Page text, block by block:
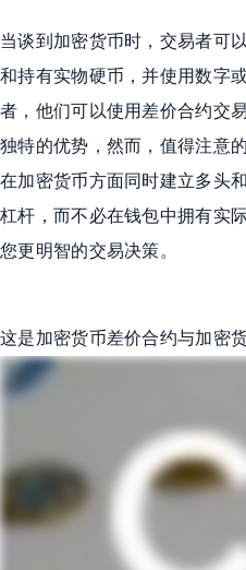
当谈到加密货币时，交易者可
和持有实物硬币，并使用数字
者，他们可以使用差价合约交
独特的优势，然而，值得注意
在加密货币方面同时建立多头
杠杆，而不必在钱包中拥有实
您更明智的交易决策。
这是加密货币差价合约与加密